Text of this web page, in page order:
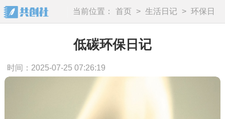
当前位置： 首页 > 生活日记 > 环保日
记
低碳环保日记
时间：2025-07-25 07:26:19